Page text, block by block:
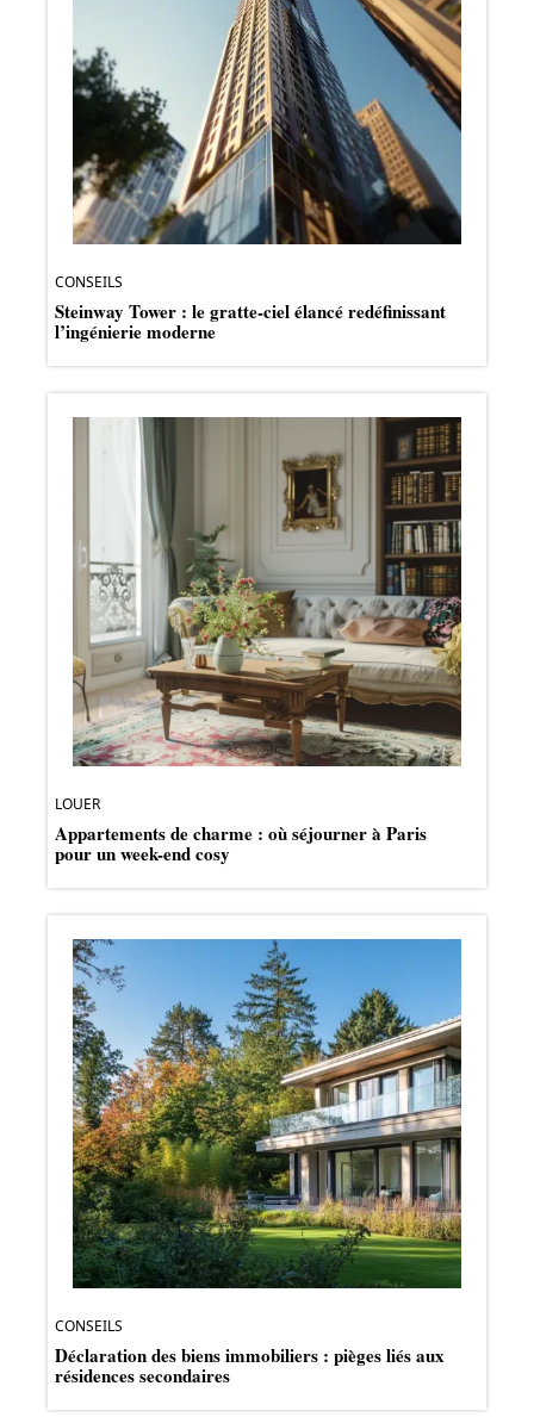
CONSEILS
Steinway Tower : le gratte-ciel élancé redéfinissant
l’ingénierie moderne
LOUER
Appartements de charme : où séjourner à Paris
pour un week-end cosy
CONSEILS
Déclaration des biens immobiliers : pièges liés aux
résidences secondaires